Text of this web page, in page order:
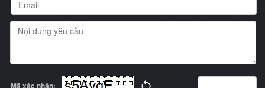
Mã xác nhận: